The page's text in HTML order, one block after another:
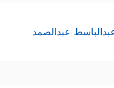
عبدالصمد